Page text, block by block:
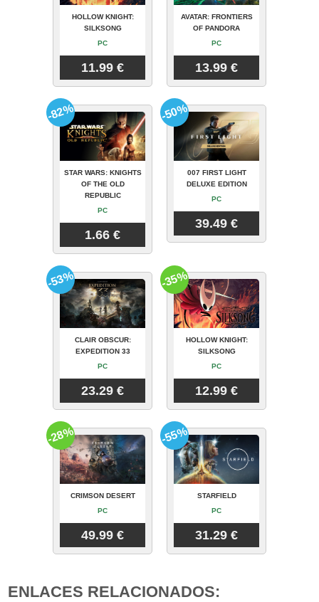
HOLLOW KNIGHT:
SILKSONG
PC
11.99 €
AVATAR: FRONTIERS
OF PANDORA
PC
13.99 €
STAR WARS: KNIGHTS
OF THE OLD
REPUBLIC
PC
1.66 €
-82%
007 FIRST LIGHT
DELUXE EDITION
PC
39.49 €
-50%
CLAIR OBSCUR:
EXPEDITION 33
PC
23.29 €
-53%
HOLLOW KNIGHT:
SILKSONG
PC
12.99 €
-35%
CRIMSON DESERT
PC
49.99 €
-28%
STARFIELD
PC
31.29 €
-55%
ENLACES RELACIONADOS: